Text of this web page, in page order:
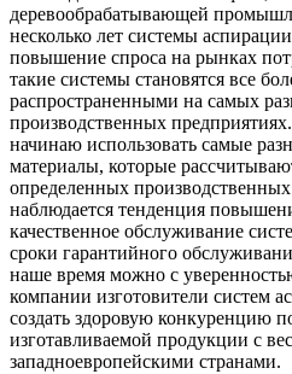
деревообрабатывающей
несколько лет системы
повышение спроса на рынках
такие системы становятся все
распространенными на самых
производственных
начинаю использовать самые
материалы, которые
определенных
наблюдается тенденция
качественное обслуживание
сроки гарантийного
наше время можно с
компании изготовители систем
создать здоровую конкуренцию
изготавливаемой продукции с
западноевропейскими странами.